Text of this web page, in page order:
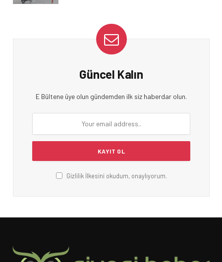
Güncel Kalın
E Bültene üye olun gündemden ilk siz haberdar olun.
Gizlilik İlkesini okudum, onaylıyorum.